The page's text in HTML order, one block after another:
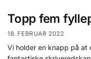
Topp fem
18. FEBRUAR 2022
Vi holder en knapp på at